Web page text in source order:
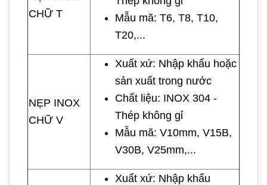
CHỮ T
Mẫu mã: T6, T8, T10,
T20,...
NẸP INOX
CHỮ V
Xuất xứ: Nhập khẩu hoặc
sản xuất trong nước
Chất liệu: INOX 304 -
Thép không gỉ
Mẫu mã: V10mm, V15B,
V30B, V25mm,...
Xuất xứ: Nhập khẩu